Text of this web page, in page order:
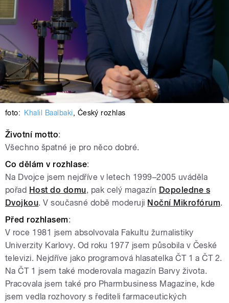
foto: Khalil Baalbaki, Český rozhlas
Životní motto:
Všechno špatné je pro něco dobré.
Co dělám v rozhlase:
Na Dvojce jsem nejdříve v letech 1999–2005 uváděla
pořad Host do domu, pak celý magazín Dopoledne s
Dvojkou. V současné době moderuji Noční Mikrofórum.
Před rozhlasem:
V roce 1981 jsem absolvovala Fakultu žurnalistiky
Univerzity Karlovy. Od roku 1977 jsem působila v České
televizi. Nejdříve jako programová hlasatelka ČT 1 a ČT 2.
Na ČT 1 jsem také moderovala magazín Barvy života.
Pracovala jsem také pro Pharmbusiness Magazine, kde
jsem vedla rozhovory s řediteli farmaceutických